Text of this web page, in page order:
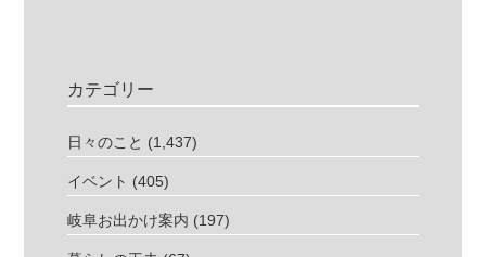
カテゴリー
日々のこと (1,437)
イベント (405)
岐阜お出かけ案内 (197)